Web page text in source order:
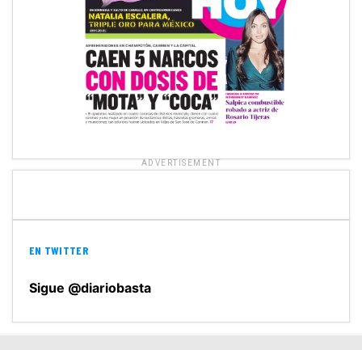
ADVERTISEMENT
EN TWITTER
Sigue @diariobasta